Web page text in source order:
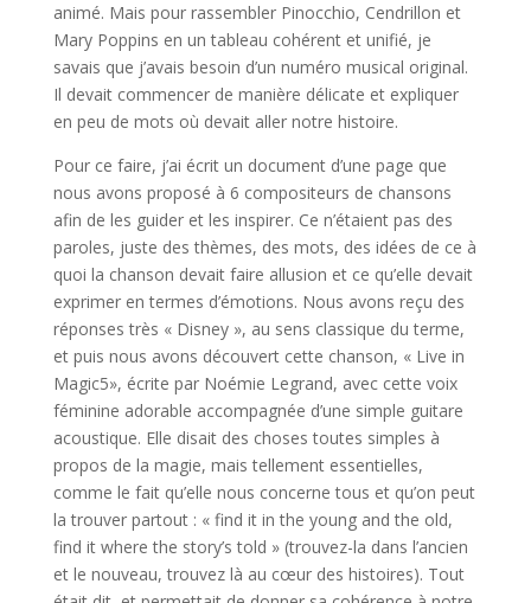
animé. Mais pour rassembler Pinocchio, Cendrillon et
Mary Poppins en un tableau cohérent et unifié, je
savais que j’avais besoin d’un numéro musical original.
Il devait commencer de manière délicate et expliquer
en peu de mots où devait aller notre histoire.
Pour ce faire, j’ai écrit un document d’une page que
nous avons proposé à 6 compositeurs de chansons
afin de les guider et les inspirer. Ce n’étaient pas des
paroles, juste des thèmes, des mots, des idées de ce à
quoi la chanson devait faire allusion et ce qu’elle devait
exprimer en termes d’émotions. Nous avons reçu des
réponses très « Disney », au sens classique du terme,
et puis nous avons découvert cette chanson, « Live in
Magic5», écrite par Noémie Legrand, avec cette voix
féminine adorable accompagnée d’une simple guitare
acoustique. Elle disait des choses toutes simples à
propos de la magie, mais tellement essentielles,
comme le fait qu’elle nous concerne tous et qu’on peut
la trouver partout : « find it in the young and the old,
find it where the story’s told » (trouvez-la dans l’ancien
et le nouveau, trouvez là au cœur des histoires). Tout